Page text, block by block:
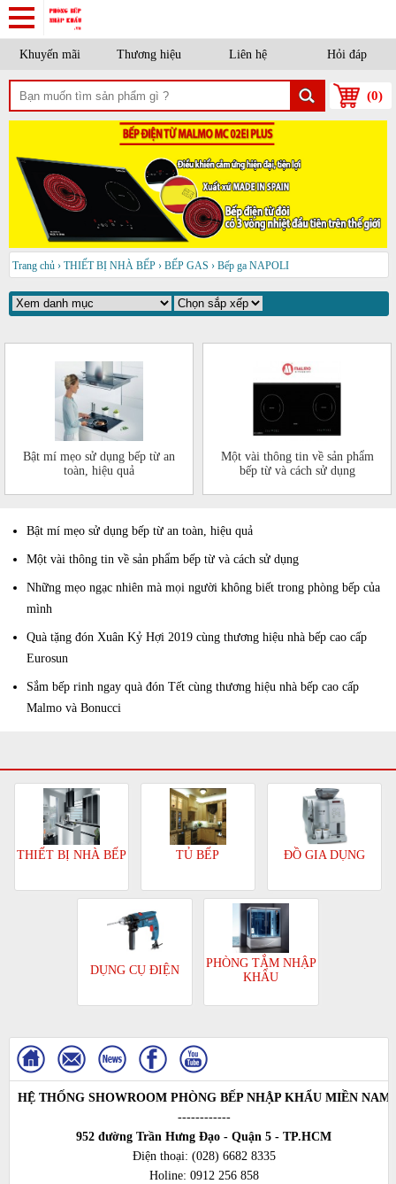
Khuyến mãi Thương hiệu Liên hệ Hỏi đáp
(0)
Trang chủ › THIẾT BỊ NHÀ BẾP › BẾP GAS › Bếp ga NAPOLI
Bật mí mẹo sử dụng bếp từ an
toàn, hiệu quả
Một vài thông tin về sản phẩm
bếp từ và cách sử dụng
Bật mí mẹo sử dụng bếp từ an toàn, hiệu quả
Một vài thông tin về sản phẩm bếp từ và cách sử dụng
Những mẹo ngạc nhiên mà mọi người không biết trong phòng bếp của
mình
Quà tặng đón Xuân Kỷ Hợi 2019 cùng thương hiệu nhà bếp cao cấp
Eurosun
Sắm bếp rinh ngay quà đón Tết cùng thương hiệu nhà bếp cao cấp
Malmo và Bonucci
THIẾT BỊ NHÀ BẾP TỦ BẾP ĐỒ GIA DỤNG
DỤNG CỤ ĐIỆN
PHÒNG TẮM NHẬP
KHẨU
HỆ THỐNG SHOWROOM PHÒNG BẾP NHẬP KHẨU MIỀN NAM
------------
952 đường Trần Hưng Đạo - Quận 5 - TP.HCM
Điện thoại: (028) 6682 8335
Holine: 0912 256 858